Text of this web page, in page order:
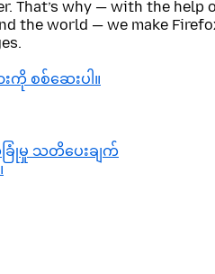
That’s why — with the help
the world — we make
ကို စစ်ဆေးပါ။
ြုံမှု သတိပေးချက်